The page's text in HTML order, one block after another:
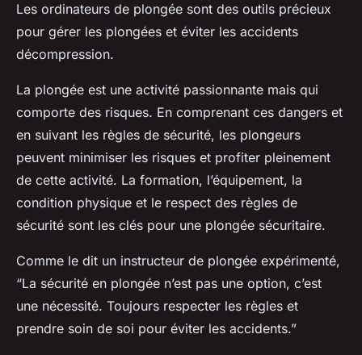
Les ordinateurs de plongée sont des outils précieux
pour gérer les plongées et éviter les accidents
décompression.
La plongée est une activité passionnante mais qui
comporte des risques. En comprenant ces dangers et
en suivant les règles de sécurité, les plongeurs
peuvent minimiser les risques et profiter pleinement
de cette activité. La formation, l’équipement, la
condition physique et le respect des règles de
sécurité sont les clés pour une plongée sécuritaire.
Comme le dit un instructeur de plongée expérimenté,
“La sécurité en plongée n’est pas une option, c’est
une nécessité. Toujours respecter les règles et
prendre soin de soi pour éviter les accidents.”